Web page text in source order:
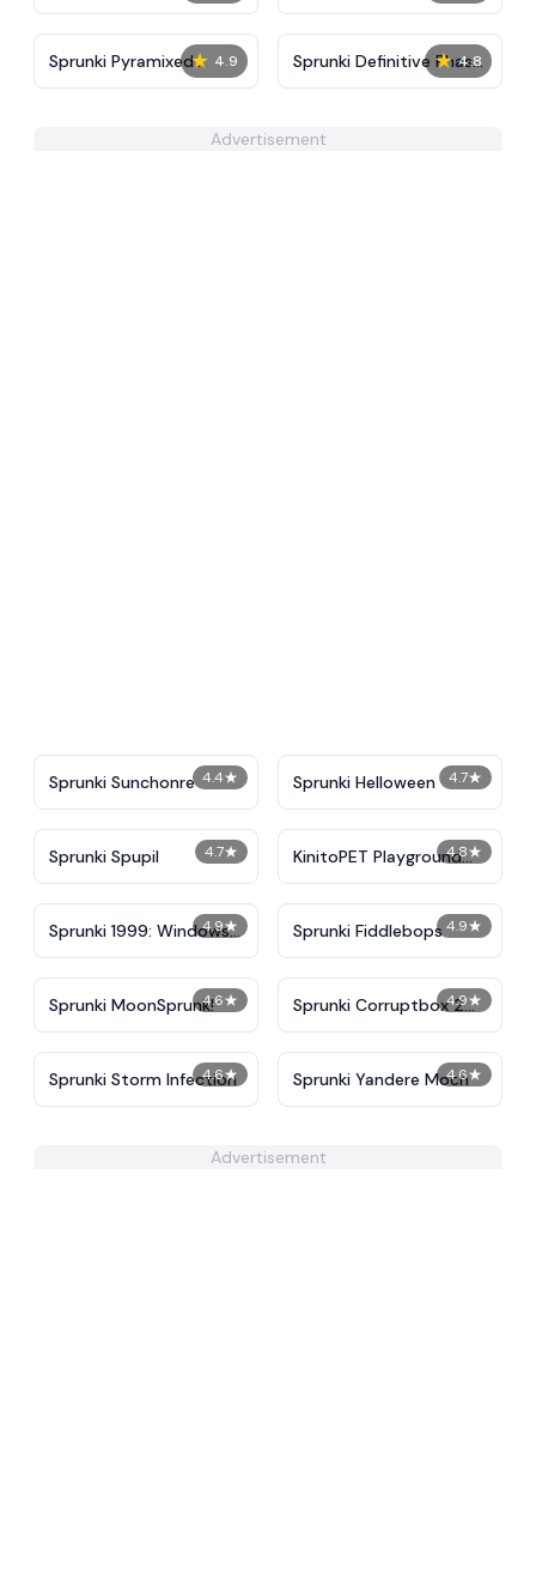
★ 4.9
Sprunki Pyramixed
Phase 5
★ 4.8
Sprunki Definitive Phase
11
Advertisement
4.4★
Sprunki Sunchonre 4.7★
Sprunki Helloween
4.7★
Sprunki Spupil 4.8★
KinitoPET Playground
Ragdoll Sandbox
4.9★
Sprunki 1999: Windows
XP
4.9★
Sprunki Fiddlebops
4.6★
Sprunki MoonSprunk! 4.9★
Sprunki Corruptbox 2
Redirection
4.6★
Sprunki Storm Infection 4.6★
Sprunki Yandere Moch
Advertisement